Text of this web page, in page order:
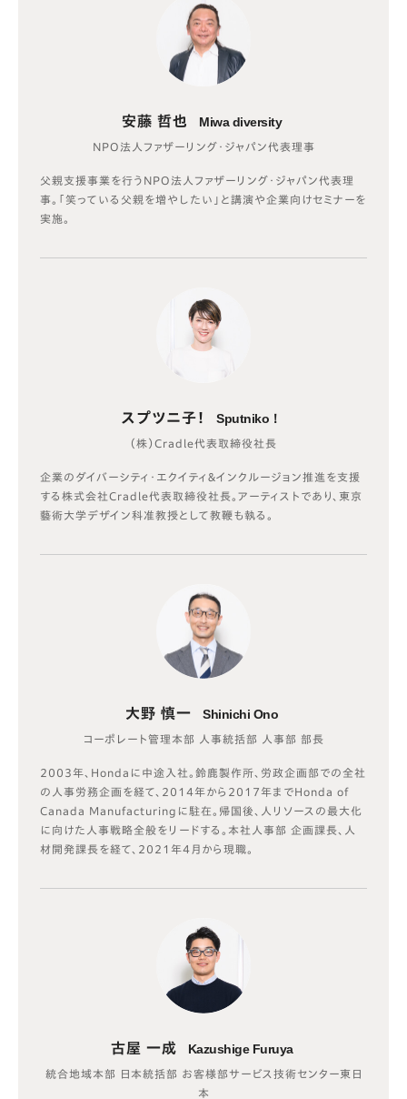
安藤 哲也 Miwa diversity
NPO法人ファザーリング・ジャパン代表理事
父親支援事業を行うNPO法人ファザーリング・ジャパン代表理
事。「笑っている父親を増やしたい」と講演や企業向けセミナーを
実施。
スプツニ子！ Sputniko！
（株）Cradle代表取締役社長
企業のダイバーシティ・エクイティ＆インクルージョン推進を支援
する株式会社Cradle代表取締役社長。アーティストであり、東京
藝術大学デザイン科准教授として教鞭も執る。
大野 慎一 Shinichi Ono
コーポレート管理本部 人事統括部 人事部 部長
2003年、Hondaに中途入社。鈴鹿製作所、労政企画部での全社
の人事労務企画を経て、2014年から2017年までHonda of
Canada Manufacturingに駐在。帰国後、人リソースの最大化
に向けた人事戦略全般をリードする。本社人事部 企画課長、人
材開発課長を経て、2021年4月から現職。
古屋 一成 Kazushige Furuya
統合地域本部 日本統括部 お客様部サービス技術センター東日
本